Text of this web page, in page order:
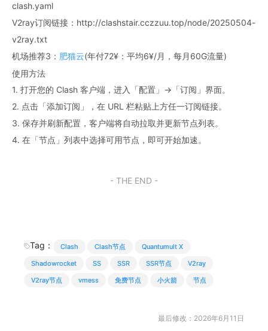
clash.yaml
V2ray订阅链接：http://clashstair.cczzuu.top/node/20250504-
v2ray.txt
机场推荐3： 肥猫云(年付72¥：平均6¥/月，每月60G流量)
使用方法
1. 打开您的 Clash 客户端，进入「配置」→「订阅」界面。
2. 点击「添加订阅」，在 URL 栏粘贴上方任一订阅链接。
3. 保存并刷新配置，客户端将自动拉取并更新节点列表。
4. 在「节点」列表中选择可用节点，即可开始加速。
- THE END -
Tag： Clash Clash节点
Quantumult X
Shadowrocket
SS SSR SSR节点
V2ray
V2ray节点
vmess 免费节点 小火箭 节点
最后修改：2026年6月11日